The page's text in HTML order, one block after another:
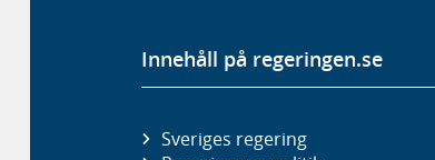
Innehåll på regeringen.se
Sveriges regering